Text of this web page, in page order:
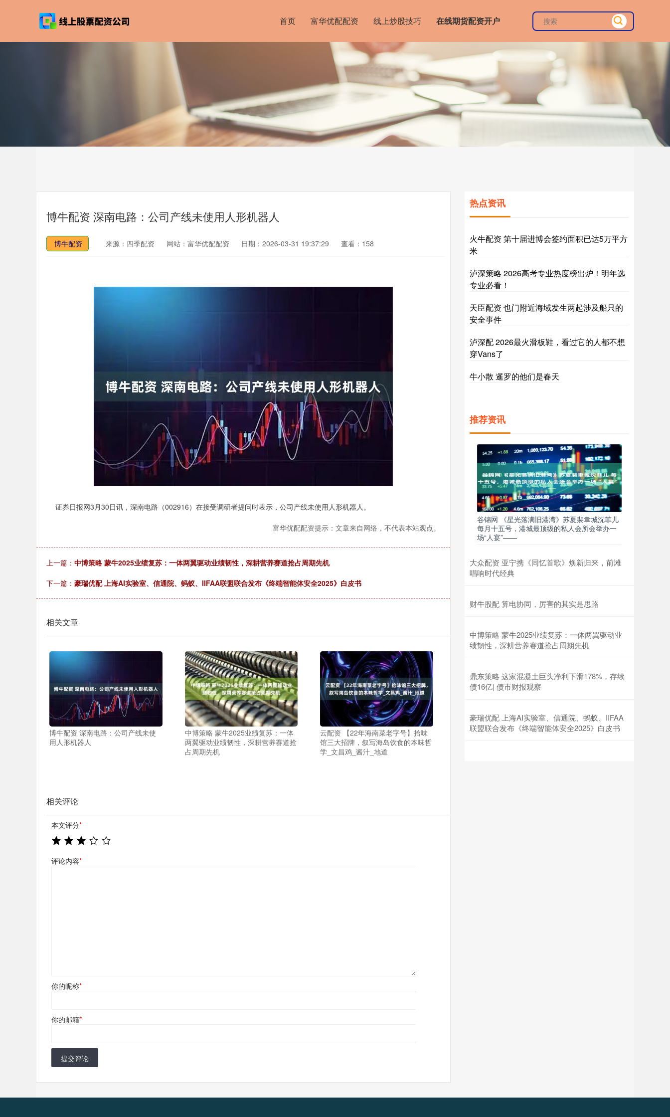
首页 富华优配配资 线上炒股技巧 在线期货配资开户
博牛配资 深南电路：公司产线未使用人形机器人
博牛配资 来源：四季配资 网站：富华优配配资 日期：2026-03-31 19:37:29 查看：158
证券日报网3月30日讯，深南电路（002916）在接受调研者提问时表示，公司产线未使用人形机器人。
富华优配配资提示：文章来自网络，不代表本站观点。
上一篇： 中博策略 蒙牛2025业绩复苏：一体两翼驱动业绩韧性，深耕营养赛道抢占周期先机
下一篇： 豪瑞优配 上海AI实验室、信通院、蚂蚁、IIFAA联盟联合发布《终端智能体安全2025》白皮书
相关文章
博牛配资 深南电路：公司产线未使
用人形机器人
中博策略 蒙牛2025业绩复苏：一体
两翼驱动业绩韧性，深耕营养赛道抢
占周期先机
云配资 【22年海南菜老字号】拾味
馆三大招牌，叙写海岛饮食的本味哲
学_文昌鸡_酱汁_地道
相关评论
本文评分*
评论内容*
你的昵称*
你的邮箱*
提交评论
热点资讯
火牛配资 第十届进博会签约面积已达5万平方
米
泸深策略 2026高考专业热度榜出炉！明年选
专业必看！
天臣配资 也门附近海域发生两起涉及船只的
安全事件
泸深配 2026最火滑板鞋，看过它的人都不想
穿Vans了
牛小散 暹罗的他们是春天
推荐资讯
谷锦网 《星光落满旧港湾》苏夏裴聿城沈菲儿
每月十五号，港城最顶级的私人会所会举办一
场“人宴”——
大众配资 亚宁携《同忆首歌》焕新归来，前滩
唱响时代经典
财牛股配 算电协同，厉害的其实是思路
中博策略 蒙牛2025业绩复苏：一体两翼驱动业
绩韧性，深耕营养赛道抢占周期先机
鼎东策略 这家混凝土巨头净利下滑178%，存续
债16亿| 债市财报观察
豪瑞优配 上海AI实验室、信通院、蚂蚁、IIFAA
联盟联合发布《终端智能体安全2025》白皮书